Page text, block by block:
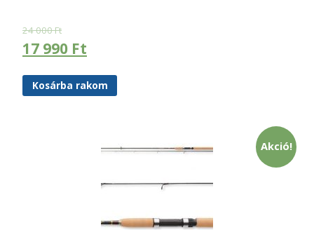
24 000Ft
17 990 Ft
Kosárba rakom
Akció!